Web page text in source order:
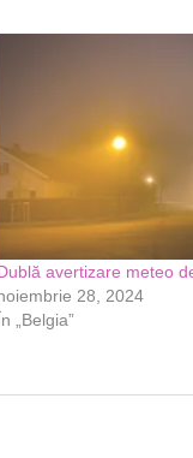
avertizare meteo
28, 2024
„Belgia”